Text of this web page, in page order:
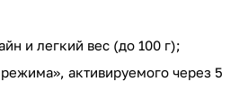
и легкий вес (до 100 г);
активируемого через 5